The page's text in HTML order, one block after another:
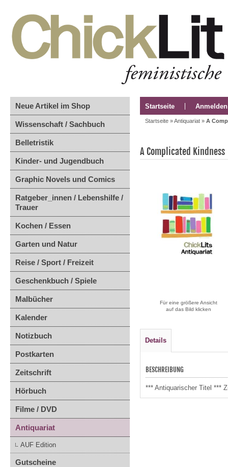
Neue Artikel im Shop
Wissenschaft / Sachbuch
Belletristik
Kinder- und Jugendbuch
Graphic Novels und Comics
Ratgeber_innen / Lebenshilfe /
Trauer
Kochen / Essen
Garten und Natur
Reise / Sport / Freizeit
Geschenkbuch / Spiele
Malbücher
Kalender
Notizbuch
Postkarten
Zeitschrift
Hörbuch
Filme / DVD
Antiquariat
AUF Edition
Gutscheine
Startseite Anmelden
Startseite »Antiquariat » A
A Complicated Kindness
Für eine größere Ansicht
auf das Bild klicken
Details
BESCHREIBUNG
*** Antiquarischer Titel ***